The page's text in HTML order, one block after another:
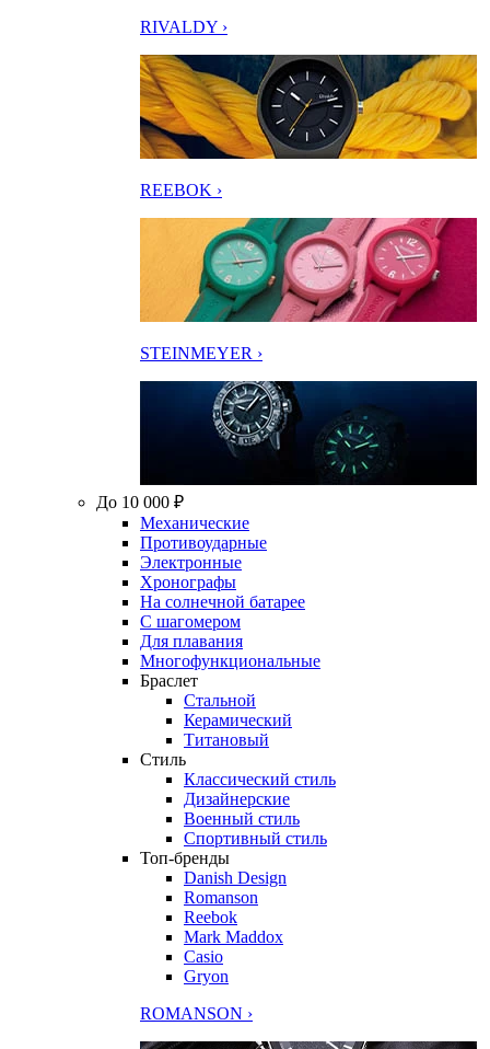
RIVALDY ›
REEBOK ›
STEINMEYER ›
До 10 000 ₽
Механические
Противоударные
Электронные
Хронографы
На солнечной батарее
С шагомером
Для плавания
Многофункциональные
Браслет
Стальной
Керамический
Титановый
Стиль
Классический стиль
Дизайнерские
Военный стиль
Спортивный стиль
Топ-бренды
Danish Design
Romanson
Reebok
Mark Maddox
Casio
Gryon
ROMANSON ›